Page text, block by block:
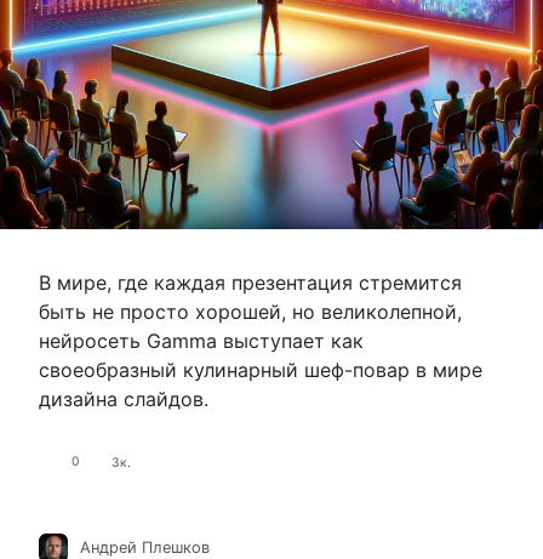
В мире, где каждая презентация стремится
быть не просто хорошей, но великолепной,
нейросеть Gamma выступает как
своеобразный кулинарный шеф-повар в мире
дизайна слайдов.
0 3к.
Андрей Плешков